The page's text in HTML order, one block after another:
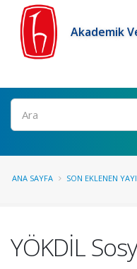
Akademik
Ara
ANA SAYFA SON EKLENEN
YÖKDİL